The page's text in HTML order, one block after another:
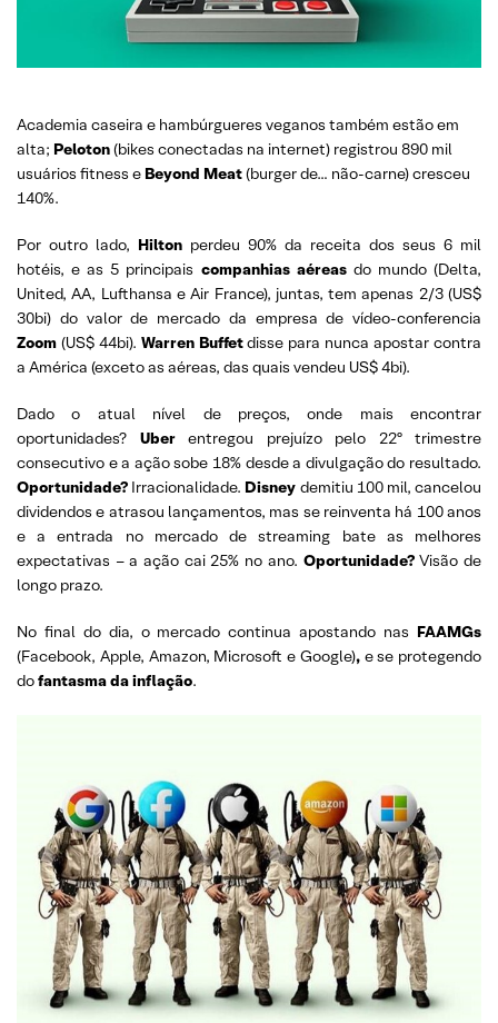
Academia caseira e hambúrgueres veganos também estão em
alta; Peloton(bikes conectadas na internet) registrou 890 mil
usuários fitness e Beyond Meat(burger de… não-carne) cresceu
140%.
Por outro lado, Hilton perdeu 90% da receita dos seus 6 mil
hotéis, e as 5 principais companhias aéreasdo mundo (Delta,
United, AA, Lufthansa e Air France), juntas, tem apenas 2/3 (US$
30bi) do valor de mercado da empresa de vídeo-conferencia
Zoom (US$ 44bi). Warren Buffetdisse para nunca apostar contra
a América (exceto as aéreas, das quais vendeu US$ 4bi).
Dado o atual nível de preços, onde mais encontrar
oportunidades? Uberentregou prejuízo pelo 22º trimestre
consecutivo e a ação sobe 18% desde a divulgação do resultado.
Oportunidade? Irracionalidade. Disney demitiu 100 mil, cancelou
dividendos e atrasou lançamentos, mas se reinventa há 100 anos
e a entrada no mercado de streaming bate as melhores
expectativas – a ação cai 25% no ano. Oportunidade?Visão de
longo prazo.
No final do dia, o mercado continua apostando nas FAAMGs
(Facebook, Apple, Amazon, Microsoft e Google),e se protegendo
dofantasma da inflação.